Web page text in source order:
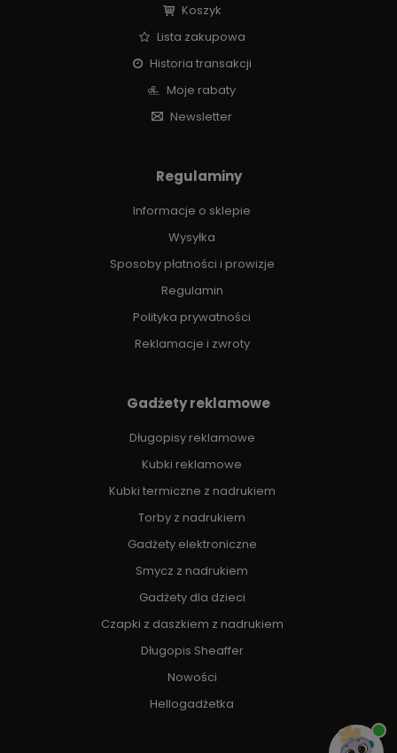
Koszyk
Lista zakupowa
Historia transakcji
Moje rabaty
Newsletter
Regulaminy
Informacje o sklepie
Wysyłka
Sposoby płatności i prowizje
Regulamin
Polityka prywatności
Reklamacje i zwroty
Gadżety reklamowe
Długopisy reklamowe
Kubki reklamowe
Kubki termiczne z nadrukiem
Torby z nadrukiem
Gadżety elektroniczne
Smycz z nadrukiem
Gadżety dla dzieci
Czapki z daszkiem z nadrukiem
Długopis Sheaffer
Nowości
Hellogadżetka